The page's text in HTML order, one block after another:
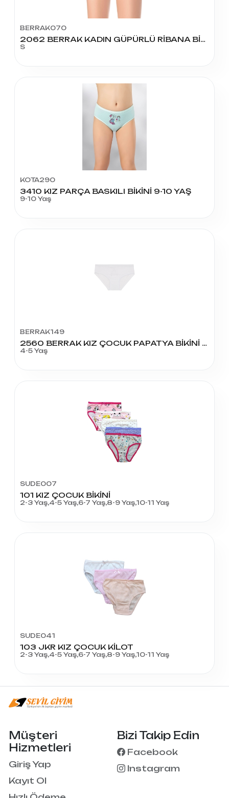
BERRAK070
2062 BERRAK KADIN GÜPÜRLÜ RİBANA BİKİNİ KÜLOT S BEDEN
S
KOTA290
3410 KIZ PARÇA BASKILI BİKİNİ 9-10 YAŞ
9-10 Yaş
BERRAK149
2560 BERRAK KIZ ÇOCUK PAPATYA BİKİNİ KÜLOT NO:3
4-5 Yaş
SUDE007
101 KIZ ÇOCUK BİKİNİ
2-3 Yaş,4-5 Yaş,6-7 Yaş,8-9 Yaş,10-11 Yaş
SUDE041
103 JKR KIZ ÇOCUK KİLOT
2-3 Yaş,4-5 Yaş,6-7 Yaş,8-9 Yaş,10-11 Yaş
Müşteri
Hizmetleri
Giriş Yap
Kayıt Ol
Bizi Takip Edin
Facebook
Instagram